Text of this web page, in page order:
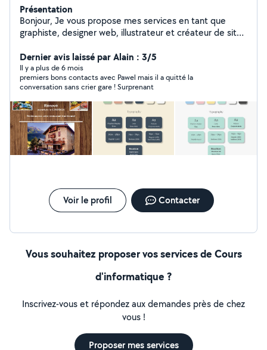
Présentation
Bonjour, Je vous propose mes services en tant que
graphiste, designer web, illustrateur et créateur de sites
une valeur ajoutée à vos projets. Mes compétences :
Design graphique : Logos, identité visuelle, supports de
communication. Design web : Sites web responsives,
UI/UX design. Illustration : Illustrations vectorielles,
dessins digitaux. Création de sites web :
Développement de sites personnalisés et optimisés.
Pourquoi me choisir ? Créativité : Idées innovantes pour
vos projets. Polyvalence : Adaptabilité à différents styles
et besoins. Professionnalisme : Respect des délais et
Merci de votre attention. Bien cordialement, Pawel
WebArt
Dernier avis laissé par Alain : 3/5
Il y a plus de 6 mois
premiers bons contacts avec Pawel mais il a quitté la
conversation sans crier gare ! Surprenant
Voir le profil Contacter
Vous souhaitez proposer vos services de Cours
d'informatique ?
Inscrivez-vous et répondez aux demandes près de chez
vous !
Proposer mes services